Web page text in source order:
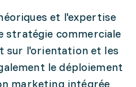
et l'expertise
stratégie commerciale
sur l'orientation et les
le déploiement
marketing intégrée